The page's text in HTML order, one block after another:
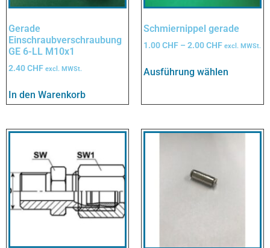
Gerade
Einschraubverschraubung
GE 6-LL M10x1
2.40CHF excl. MWSt.
In den Warenkorb
Schmiernippel gerade
1.00CHF – 2.00CHF excl. MWSt.
Ausführung wählen